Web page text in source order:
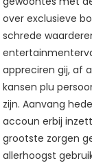
over exclusieve
schrede
appreciren gij, af
kansen plu
zijn. Aanvang
accoun erbij
grootste zorgen
allerhoogst